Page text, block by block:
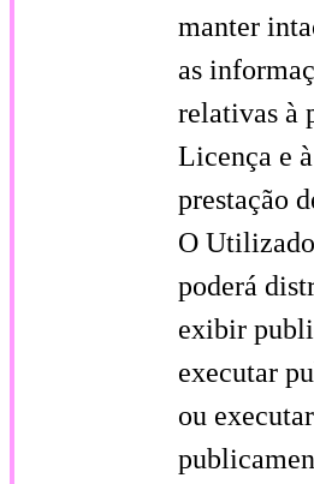
manter
as
relativas à
Licença e
prestação
O
poderá
exibir
executar
ou executar